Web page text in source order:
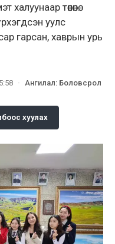
төөнөнө.
уулс
гарсан, хаврын урь
· Ангилал: Боловсрол
хуулах